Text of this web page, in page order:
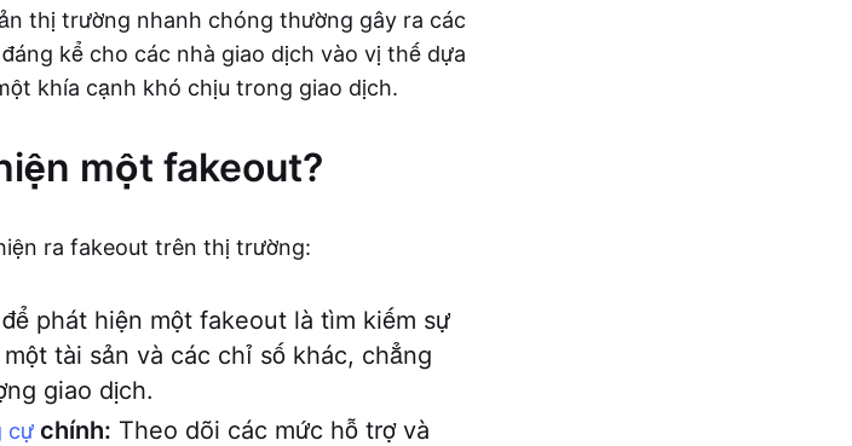
thị trường nhanh chóng thường gây ra các
kể cho các nhà giao dịch vào vị thế dựa
khía cạnh khó chịu trong giao dịch.
một fakeout?
ra fakeout trên thị trường:
phát hiện một fakeout là tìm kiếm sự
tài sản và các chỉ số khác, chẳng
giao dịch.
cự chính: Theo dõi các mức hỗ trợ và